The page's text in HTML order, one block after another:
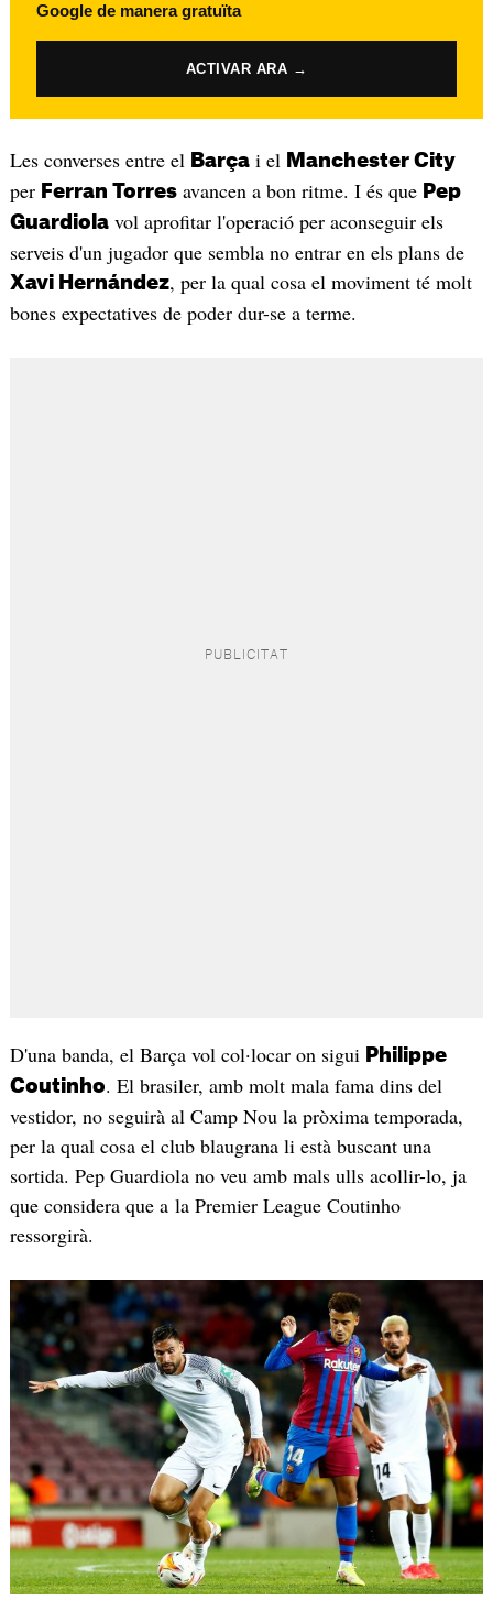
Google de manera gratuïta
ACTIVAR ARA →
Les converses entre el Barçai el Manchester City
per Ferran Torresavancen a bon ritme. I és que Pep
Guardiolavol aprofitar l'operació per aconseguir els
serveis d'un jugador que sembla no entrar en els plans de
Xavi Hernández, per la qual cosa el moviment té molt
bones expectatives de poder dur-se a terme.
D'una banda, el Barça vol col·locar on sigui Philippe
Coutinho. El brasiler, amb molt mala fama dins del
vestidor, no seguirà al Camp Nou la pròxima temporada,
per la qual cosa el club blaugrana li està buscant una
sortida. Pep Guardiola no veu amb mals ulls acollir-lo, ja
que considera que a la Premier League Coutinho
ressorgirà.